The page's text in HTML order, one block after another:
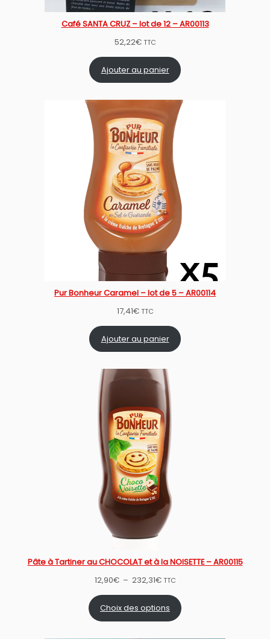
Café SANTA CRUZ – lot de 12 – AR00113
52,22€ TTC
Ajouter au panier
Pur Bonheur Caramel – lot de 5 – AR00114
17,41€ TTC
Ajouter au panier
Pâte à Tartiner au CHOCOLAT et à la NOISETTE – AR00115
12,90€ – 232,31€Plage
de
prix :
12,90€
TTC
Choix des options